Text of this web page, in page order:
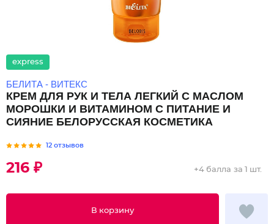
express
БЕЛИТА - ВИТЕКС
КРЕМ ДЛЯ РУК И ТЕЛА ЛЕГКИЙ С МАСЛОМ
МОРОШКИ И ВИТАМИНОМ C ПИТАНИЕ И
СИЯНИЕ БЕЛОРУССКАЯ КОСМЕТИКА
12 отзывов
216 ₽
В корзину
+4 балла за 1 шт.